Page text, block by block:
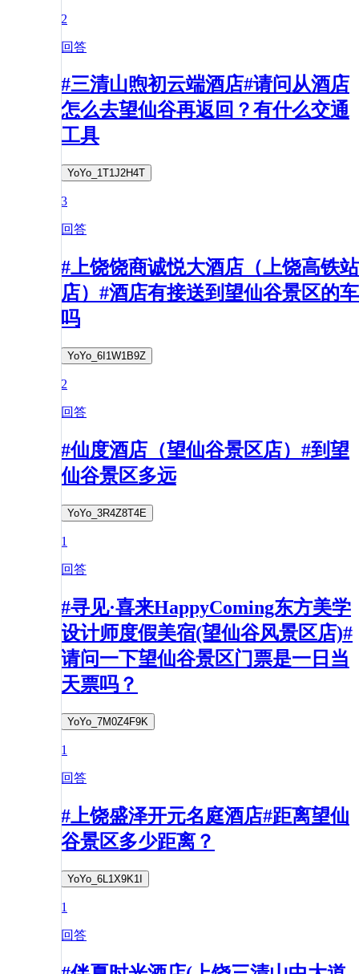
2
回答
#三清山煦初云端酒店#请问从酒店
怎么去望仙谷再返回？有什么交通
工具
YoYo_1T1J2H4T
3
回答
#上饶饶商诚悦大酒店（上饶高铁站
店）#酒店有接送到望仙谷景区的车
吗
YoYo_6I1W1B9Z
2
回答
#仙度酒店（望仙谷景区店）#到望
仙谷景区多远
YoYo_3R4Z8T4E
1
回答
#寻见·喜来HappyComing东方美学
设计师度假美宿(望仙谷风景区店)#
请问一下望仙谷景区门票是一日当
天票吗？
YoYo_7M0Z4F9K
1
回答
#上饶盛泽开元名庭酒店#距离望仙
谷景区多少距离？
YoYo_6L1X9K1I
1
回答